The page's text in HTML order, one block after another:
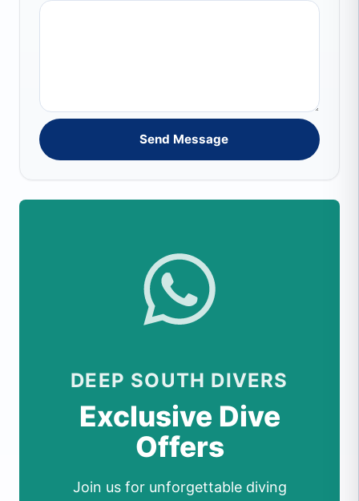
Send Message
DEEP SOUTH DIVERS
Exclusive Dive
Offers
Join us for unforgettable diving